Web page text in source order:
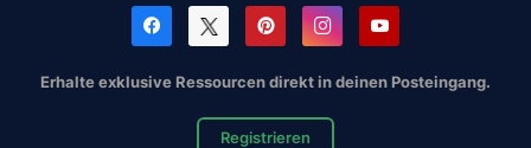
Erhalte exklusive Ressourcen direkt in deinen Posteingang.
Registrieren